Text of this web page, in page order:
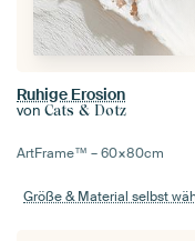
Ruhige Erosion
von Cats & Dotz
ArtFrame™ –60×80cm
Größe & Material selbst